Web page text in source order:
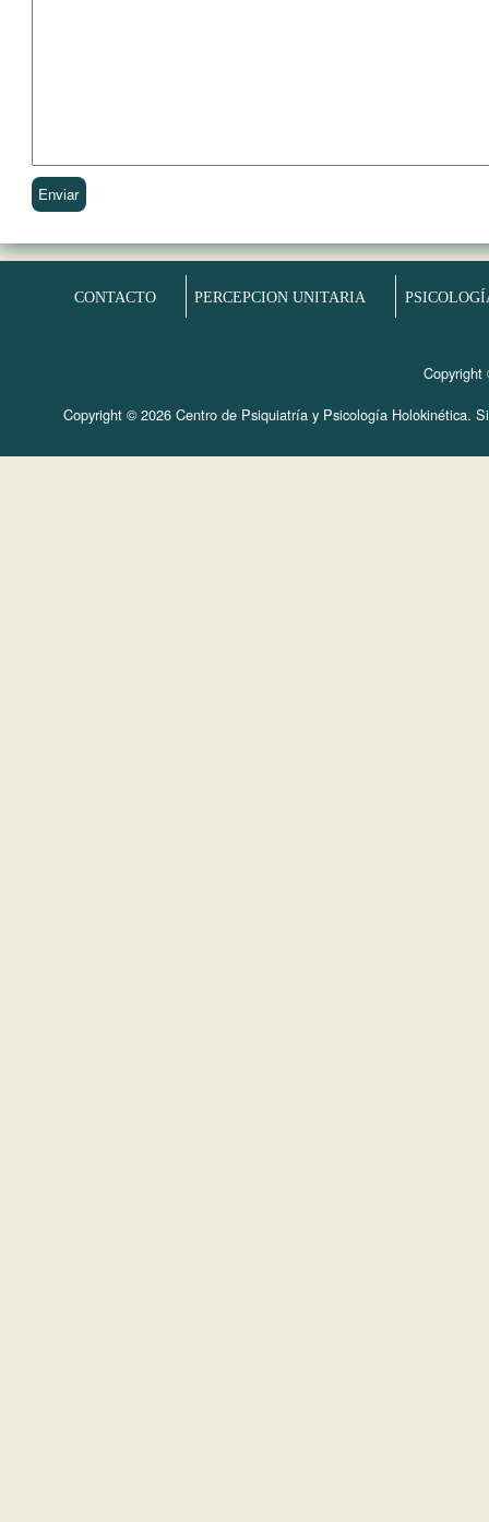
CONTACTO PERCEPCION UNITARIA
Copyright
Copyright © 2026 Centro de Psiquiatría y Psicología Holokinética.